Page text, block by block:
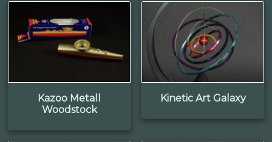
Kazoo Metall
Woodstock
Kinetic Art Galaxy